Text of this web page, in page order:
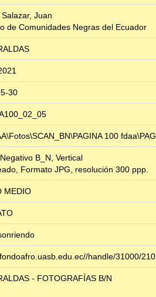
Juan
de Comunidades Negras del Ecuador
30
100
B_N, Vertical
Formato JPG, resolución 300 ppp.
MEDIO
handle/31000/
- FOTOGRAFÍAS B/N